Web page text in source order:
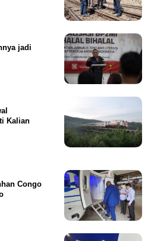
jadi
Kalian
Congo